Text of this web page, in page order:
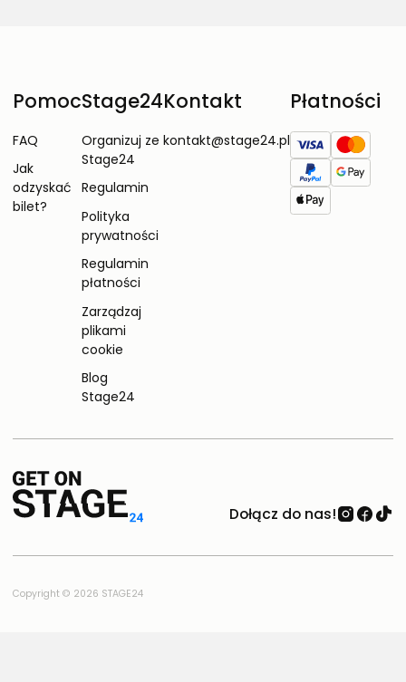
Pomoc
FAQ
Jak
odzyskać
bilet?
Stage24
Organizuj ze
Stage24
Regulamin
Polityka
prywatności
Regulamin
płatności
Zarządzaj
plikami
cookie
Blog
Stage24
Kontakt
kontakt@stage24.pl
Płatności
Dołącz do nas!
Copyright © 2026 STAGE24